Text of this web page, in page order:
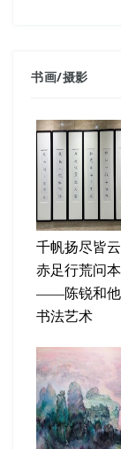
书画/摄影
千帆扬尽皆
赤足行荒问
——陈锐和
书法艺术